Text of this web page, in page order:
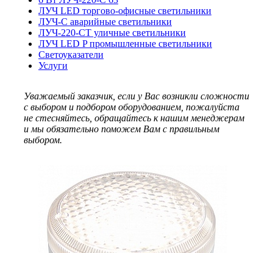
ЛУЧ LED торгово-офисные светильники
ЛУЧ-С аварийные светильники
ЛУЧ-220-СТ уличные светильники
ЛУЧ LED P промышленные светильники
Светоуказатели
Услуги
Уважаемый заказчик, если у Вас возникли сложности
с выбором и подбором оборудованием, пожалуйста
не стесняйтесь, обращайтесь к нашим менеджерам
и мы обязательно поможем Вам с правильным
выбором.